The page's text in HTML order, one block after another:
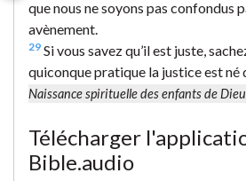
que nous ne soyons pas confondus
avènement.
29 Si vous savez qu’il est juste,
quiconque pratique la justice est né
Naissance spirituelle des enfants de
Télécharger
Bible.audio